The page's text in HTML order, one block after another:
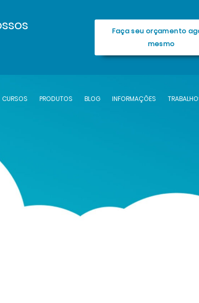
Faça seu orçamento
mesmo
CURSOS PRODUTOS BLOG INFORMAÇÕES